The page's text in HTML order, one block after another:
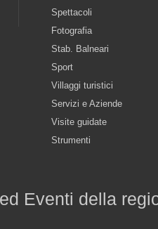
Spettacoli
Fotografia
Stab. Balneari
Sport
Villaggi turistici
Servizi e Aziende
Visite guidate
Strumenti
Eventi della